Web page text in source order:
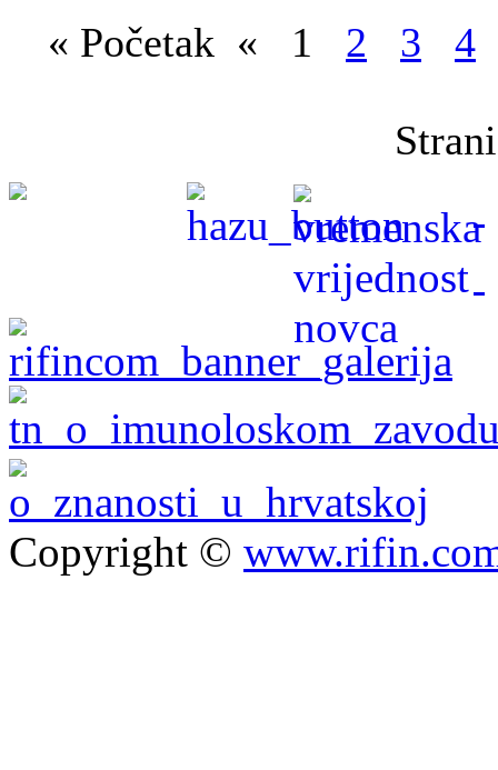
« Početak « 1 2 3 4
Copyright ©